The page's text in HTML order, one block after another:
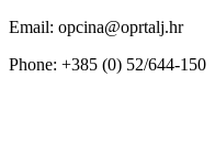
Email: opcina@oprtalj.hr
Phone: +385 (0) 52/644-150